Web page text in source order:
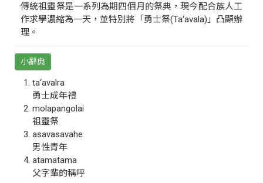
傳統祖靈祭是一系列為期四個月的祭典，現今配合族人工
作求學濃縮為一天，並特別將「勇士祭(Ta‘avala)」凸顯辦
理。
小辭典
ta‘avalra
勇士成年禮
molapangolai
祖靈祭
asavasavahe
男性青年
atamatama
父字輩的稱呼